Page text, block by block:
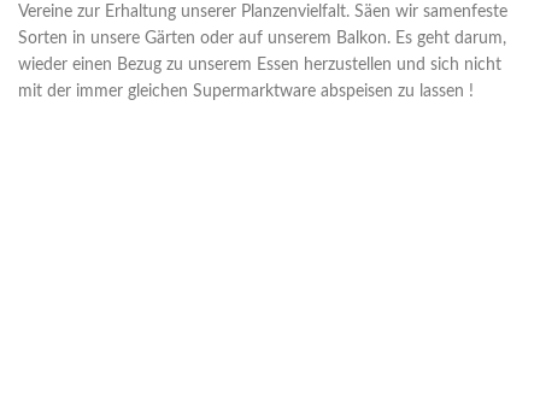
Vereine zur Erhaltung unserer Planzenvielfalt. Säen wir samenfeste
Sorten in unsere Gärten oder auf unserem Balkon. Es geht darum,
wieder einen Bezug zu unserem Essen herzustellen und sich nicht
mit der immer gleichen Supermarktware abspeisen zu lassen !